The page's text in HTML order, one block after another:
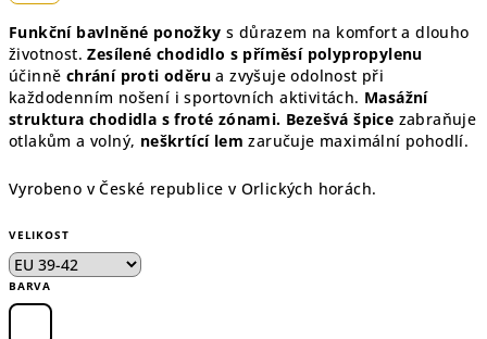
Funkční bavlněné ponožky s důrazem na komfort a dlouho
životnost.Zesílené chodidlo s příměsí polypropylenu
účinně chrání proti oděru a zvyšuje odolnost při
každodenním nošení i sportovních aktivitách. Masážní
struktura chodidla s froté zónami. Bezešvá špice zabraňuje
otlakům a volný, neškrtící lem zaručuje maximální pohodlí.
Vyrobeno v České republice v Orlických horách.
VELIKOST
BARVA